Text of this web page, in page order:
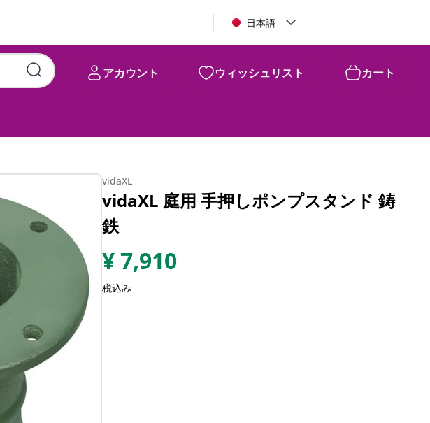
日本語
アカウント ウィッシュリスト カート
vidaXL
vidaXL 庭用 手押しポンプスタンド 鋳
鉄
¥7,910
税込み